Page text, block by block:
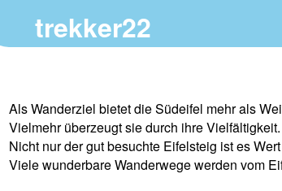
trekker22
Als Wanderziel bietet die Südeifel mehr als
Vielmehr überzeugt sie durch ihre Vielfältigkeit.
Nicht nur der gut besuchte Eifelsteig ist es
Viele wunderbare Wanderwege werden vom